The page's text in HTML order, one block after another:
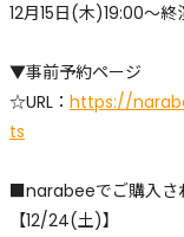
12月15日(木)19:00～終
▼事前予約ページ
☆URL： https://
ts
■narabeeでご購入さ
【12/24(土)】